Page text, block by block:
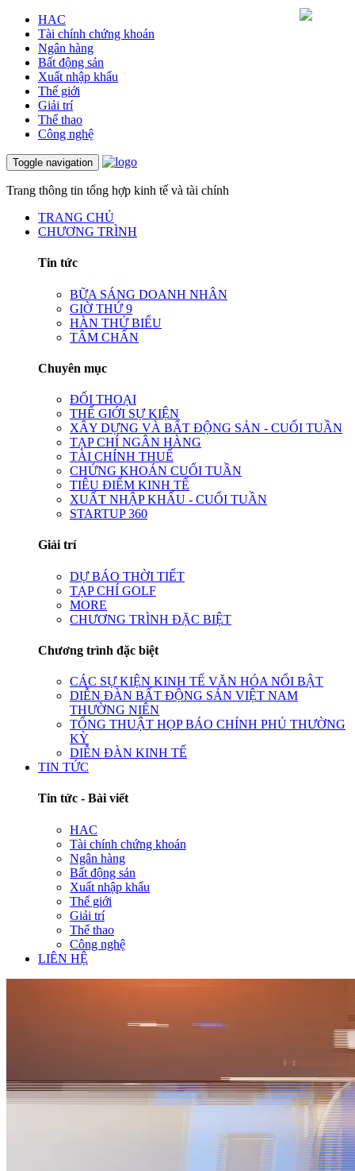
HAC
Tài chính chứng khoán
Ngân hàng
Bất động sản
Xuất nhập khẩu
Thế giới
Giải trí
Thể thao
Công nghệ
Toggle navigation
Trang thông tin tổng hợp kinh tế và tài chính
TRANG CHỦ
CHƯƠNG TRÌNH
Tin tức
BỮA SÁNG DOANH NHÂN
GIỜ THỨ 9
HÀN THỬ BIỂU
TÂM CHẤN
Chuyên mục
ĐỐI THOẠI
THẾ GIỚI SỰ KIỆN
XÂY DỰNG VÀ BẤT ĐỘNG SẢN - CUỐI TUẦN
TẠP CHÍ NGÂN HÀNG
TÀI CHÍNH THUẾ
CHỨNG KHOÁN CUỐI TUẦN
TIÊU ĐIỂM KINH TẾ
XUẤT NHẬP KHẨU - CUỐI TUẦN
STARTUP 360
Giải trí
DỰ BÁO THỜI TIẾT
TẠP CHÍ GOLF
MORE
CHƯƠNG TRÌNH ĐẶC BIỆT
Chương trình đặc biệt
CÁC SỰ KIỆN KINH TẾ VĂN HÓA NỔI BẬT
DIỄN ĐÀN BẤT ĐỘNG SẢN VIỆT NAM
THƯỜNG NIÊN
TỔNG THUẬT HỌP BÁO CHÍNH PHỦ THƯỜNG
KỲ
DIỄN ĐÀN KINH TẾ
TIN TỨC
Tin tức - Bài viết
HAC
Tài chính chứng khoán
Ngân hàng
Bất động sản
Xuất nhập khẩu
Thế giới
Giải trí
Thể thao
Công nghệ
LIÊN HỆ